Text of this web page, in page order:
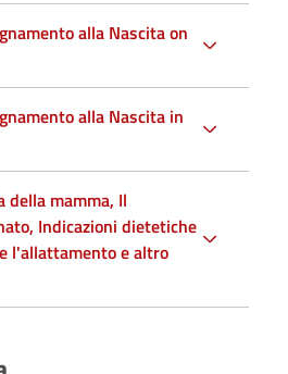
alla Nascita on
alla Nascita in
della mamma, Il
Indicazioni dietetiche
l'allattamento e altro